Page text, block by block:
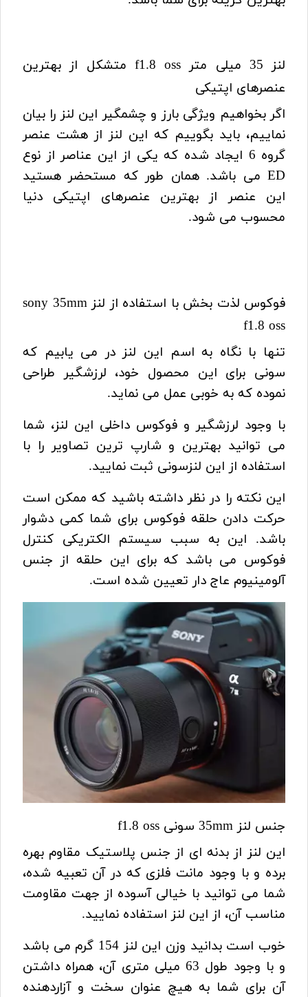
لنز 35 میلی متر f1.8 oss متشکل از بهترین
عنصرهای اپتیکی
اگر بخواهیم ویژگی بارز و چشمگیر این لنز را بیان
نماییم، باید بگوییم که این لنز از هشت عنصر
گروه 6 ایجاد شده که یکی از این عناصر از نوع
ED می باشد. همان طور که مستحضر هستید
این عنصر از بهترین عنصرهای اپتیکی دنیا
محسوب می شود.
فوکوس لذت بخش با استفاده از لنز sony 35mm
f1.8 oss
تنها با نگاه به اسم این لنز در می یابیم که
سونی برای این محصول خود، لرزشگیر طراحی
نموده که به خوبی عمل می نماید.
با وجود لرزشگیر و فوکوس داخلی این لنز، شما
می توانید بهترین و شارپ ترین تصاویر را با
استفاده از این لنزسونی ثبت نمایید.
این نکته را در نظر داشته باشید که ممکن است
حرکت دادن حلقه فوکوس برای شما کمی دشوار
باشد. این به سبب سیستم الکتریکی کنترل
فوکوس می باشد که برای این حلقه از جنس
آلومینیوم عاج دار تعیین شده است.
جنس لنز 35mm سونی f1.8 oss
این لنز از بدنه ای از جنس پلاستیک مقاوم بهره
برده و با وجود مانت فلزی که در آن تعبیه شده،
شما می توانید با خیالی آسوده از جهت مقاومت
مناسب آن، از این لنز استفاده نمایید.
خوب است بدانید وزن این لنز 154 گرم می باشد
و با وجود طول 63 میلی متری آن، همراه داشتن
آن برای شما به هیچ عنوان سخت و آزاردهنده